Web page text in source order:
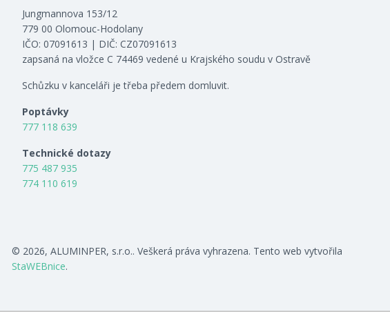
Jungmannova 153/12
779 00 Olomouc-Hodolany
IČO: 07091613 | DIČ: CZ07091613
zapsaná na vložce C 74469 vedené u Krajského soudu v Ostravě
Schůzku v kanceláři je třeba předem domluvit.
Poptávky
777 118 639
Technické dotazy
775 487 935
774 110 619
© 2026, ALUMINPER, s.r.o.. Veškerá práva vyhrazena. Tento web vytvořila
StaWEBnice.